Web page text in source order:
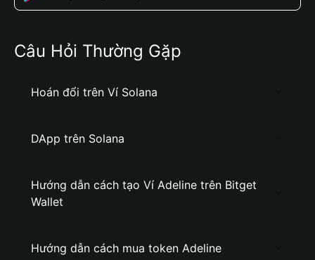
Câu Hỏi Thường Gặp
Hoán đổi trên Ví Solana
DApp trên Solana
Hướng dẫn cách tạo Ví Adeline trên Bitget
Wallet
Hướng dẫn cách mua token Adeline